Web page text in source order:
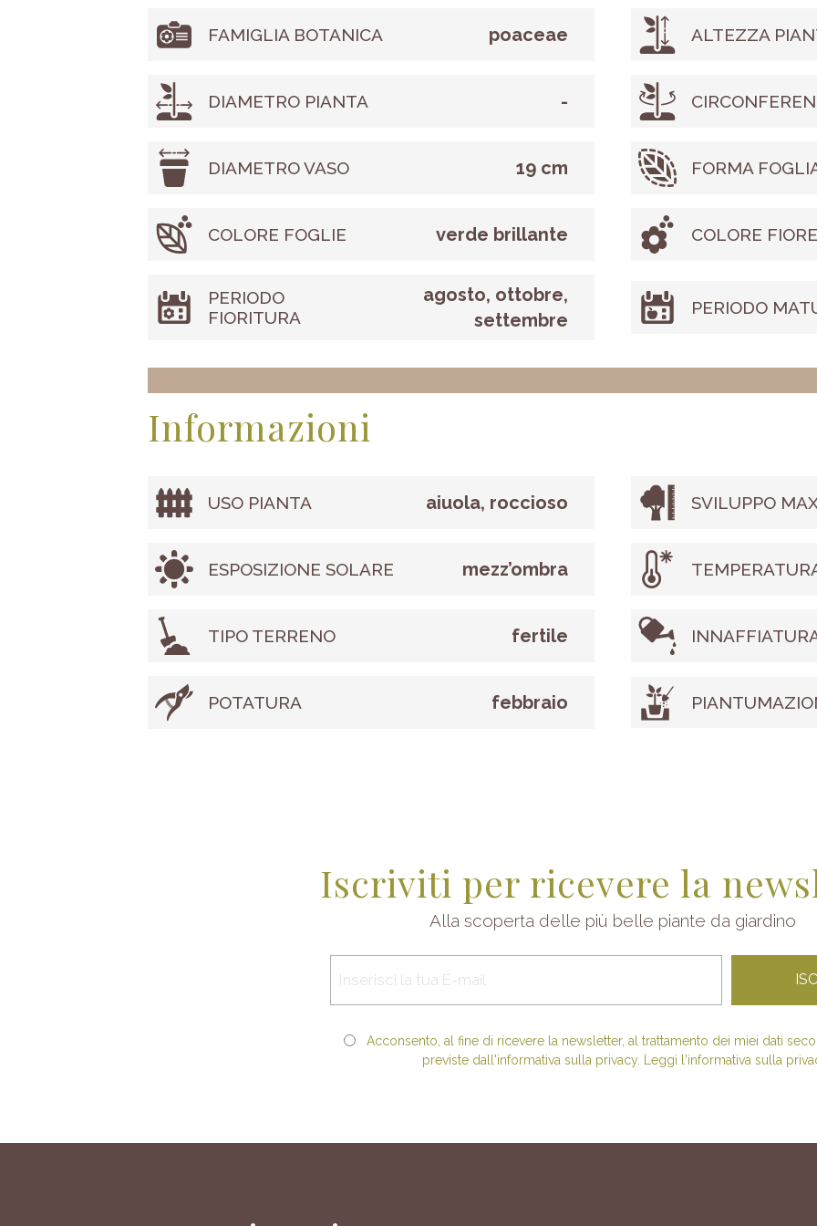
FAMIGLIA BOTANICA poaceae ALTEZZA
DIAMETRO PIANTA -
DIAMETRO VASO 19 cm FORMA
COLORE FOGLIE verde brillante COLORE FIORE
PERIODO
FIORITURA
agosto, ottobre,
settembre
PERIODO
Informazioni
USO PIANTA aiuola, roccioso SVILUPPO
ESPOSIZIONE SOLARE mezz’ombra
TIPO TERRENO fertile
POTATURA febbraio
Iscriviti per ricevere la
Alla scoperta delle più belle piante da giardino
Acconsento, al fine di ricevere la newsletter, al trattamento dei miei dati
previste dall'informativa sulla privacy. Leggi l'informativa sulla